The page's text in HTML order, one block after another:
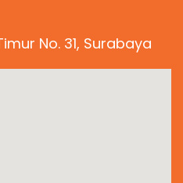
No. 31, Surabaya